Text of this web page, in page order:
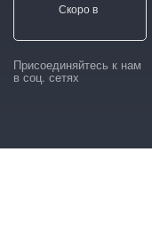
Скоро в
Присоединяйтесь к нам
в соц. сетях